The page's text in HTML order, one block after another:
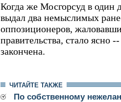
Когда же Мосгорсуд в один
выдал два немыслимых
оппозиционеров,
правительства, стало ясно
закончена.
ЧИТАЙТЕ ТАКЖЕ
По собственному